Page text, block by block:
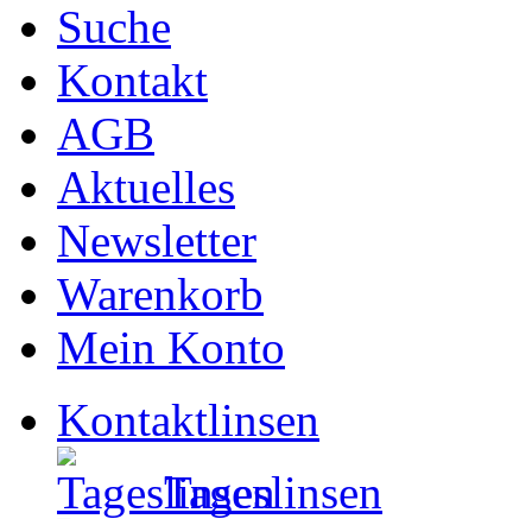
Suche
Kontakt
AGB
Aktuelles
Newsletter
Warenkorb
Mein Konto
Kontaktlinsen
Tageslinsen